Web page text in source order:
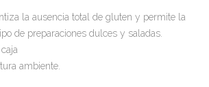
la ausencia total de gluten y permite la
de preparaciones dulces y saladas.
ambiente.